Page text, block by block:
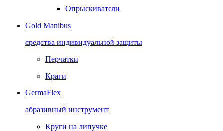
Опрыскиватели
Gold Manibus
средства индивидуальной защиты
Перчатки
Краги
GermaFlex
абразивный инструмент
Круги на липучке